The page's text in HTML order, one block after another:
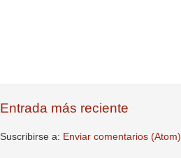
Entrada más reciente
Suscribirse a: Enviar comentarios (Atom)